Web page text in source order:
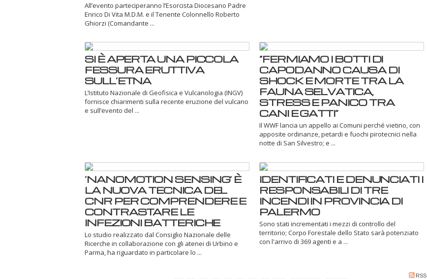
All’evento parteciperanno l’Esorcista Diocesano Padre
Enrico Di Vita M.D.M. e il Tenente Colonnello Roberto
Ghiorzi (Comandante ...
SI È APERTA UNA PICCOLA
FESSURA ERUTTIVA
SULL’ETNA
L’Istituto Nazionale di Geofisica e Vulcanologia (INGV)
fornisce chiarimenti sulla recente eruzione del vulcano
e sull’evento del ...
“FERMIAMO I BOTTI DI
CAPODANNO CAUSA DI
SHOCK E MORTE TRA LA
FAUNA SELVATICA,
STRESS E PANICO TRA
CANI E GATTI”
Il WWF lancia un appello ai Comuni perché vietino, con
apposite ordinanze, petardi e fuochi pirotecnici nella
notte di San Silvestro; e ...
‘NANOMOTION SENSING’ È
LA NUOVA TECNICA DEL
CNR PER COMPRENDERE E
CONTRASTARE LE
INFEZIONI BATTERICHE
Lo studio realizzato dal Consiglio Nazionale delle
Ricerche in collaborazione con gli atenei di Urbino e
Parma, ha riguardato in particolare lo ...
IDENTIFICATI E DENUNCIATI I
RESPONSABILI DI TRE
INCENDI IN PROVINCIA DI
PALERMO
Sono stati incrementati i mezzi di controllo del
territorio; Corpo Forestale dello Stato sarà potenziato
con l'arrivo di 369 agenti e a ...
RSS